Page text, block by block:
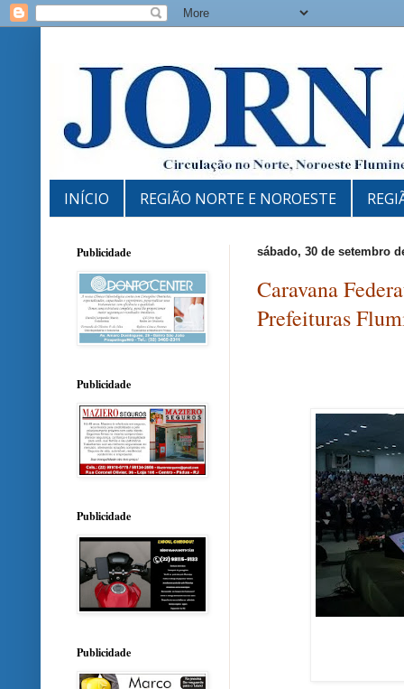
INÍCIO REGIÃO NORTE E NOROESTE
sábado, 30 de setembro
Caravana
Prefeituras
Publicidade
Publicidade
Publicidade
Publicidade